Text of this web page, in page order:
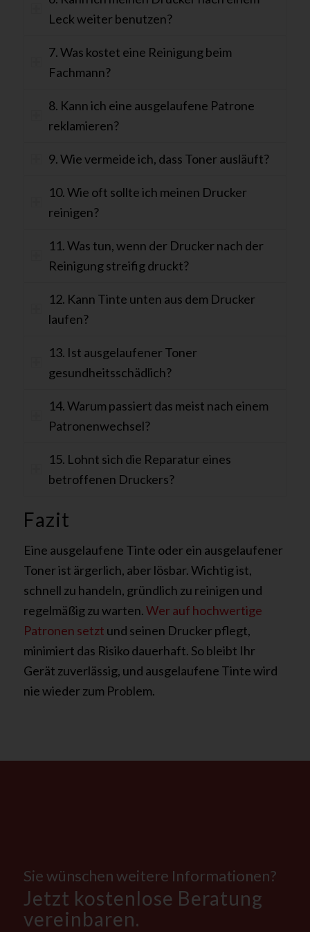
Leck weiter benutzen?
7. Was kostet eine Reinigung beim
Fachmann?
8. Kann ich eine ausgelaufene Patrone
reklamieren?
9. Wie vermeide ich, dass Toner ausläuft?
10. Wie oft sollte ich meinen Drucker
reinigen?
11. Was tun, wenn der Drucker nach der
Reinigung streifig druckt?
12. Kann Tinte unten aus dem Drucker
laufen?
13. Ist ausgelaufener Toner
gesundheitsschädlich?
14. Warum passiert das meist nach einem
Patronenwechsel?
15. Lohnt sich die Reparatur eines
betroffenen Druckers?
Fazit
Eine ausgelaufene Tinte oder ein ausgelaufener
Toner ist ärgerlich, aber lösbar. Wichtig ist,
schnell zu handeln, gründlich zu reinigen und
regelmäßig zu warten.Wer auf hochwertige
Patronen setzt und seinen Drucker pflegt,
minimiert das Risiko dauerhaft. So bleibt Ihr
Gerät zuverlässig, und ausgelaufene Tinte wird
nie wieder zum Problem.
Sie wünschen weitere Informationen?
Jetzt kostenlose Beratung
vereinbaren.